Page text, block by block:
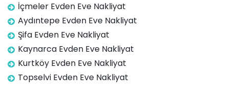
İçmeler Evden Eve Nakliyat
Aydıntepe Evden Eve Nakliyat
Şifa Evden Eve Nakliyat
Kaynarca Evden Eve Nakliyat
Kurtköy Evden Eve Nakliyat
Topselvi Evden Eve Nakliyat